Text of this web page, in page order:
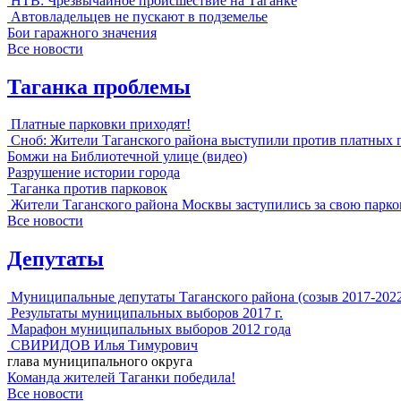
Автовладельцев не пускают в подземелье
Бои гаражного значения
Все новости
Таганка проблемы
Платные парковки приходят!
Сноб: Жители Таганского района выступили против платных
Бомжи на Библиотечной улице (видео)
Разрушение истории города
Таганка против парковок
Жители Таганского района Москвы заступились за свою
Все новости
Депутаты
Муниципальные депутаты Таганского района (созыв 2017-
Результаты муниципальных выборов 2017 г.
Марафон муниципальных выборов 2012 года
СВИРИДОВ Илья Тимурович
глава муниципального округа
Команда жителей Таганки победила!
Все новости